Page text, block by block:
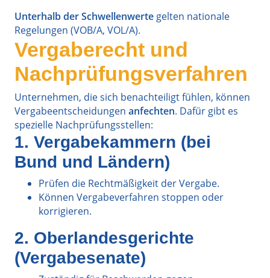
Unterhalb der Schwellenwerte gelten nationale
Regelungen (VOB/A, VOL/A).
Vergaberecht und
Nachprüfungsverfahren
Unternehmen, die sich benachteiligt fühlen, können
Vergabeentscheidungen anfechten. Dafür gibt es
spezielle Nachprüfungsstellen:
1. Vergabekammern (bei
Bund und Ländern)
Prüfen die Rechtmäßigkeit der Vergabe.
Können Vergabeverfahren stoppen oder
korrigieren.
2. Oberlandesgerichte
(Vergabesenate)